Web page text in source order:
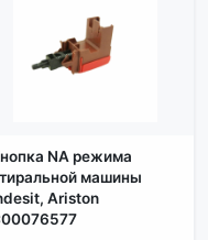
NA режима
машины
Ariston